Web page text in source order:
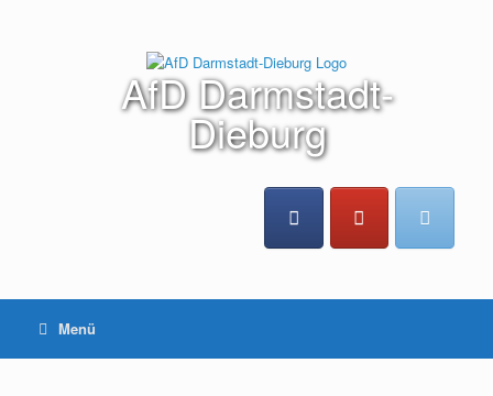
AfD Darmstadt-
Dieburg
Menü